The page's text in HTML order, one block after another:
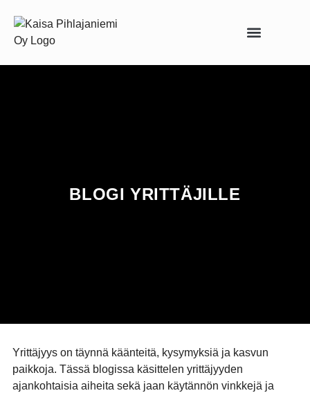
BLOGI YRITTÄJILLE
Yrittäjyys on täynnä käänteitä, kysymyksiä ja kasvun
paikkoja. Tässä blogissa käsittelen yrittäjyyden
ajankohtaisia aiheita sekä jaan käytännön vinkkejä ja